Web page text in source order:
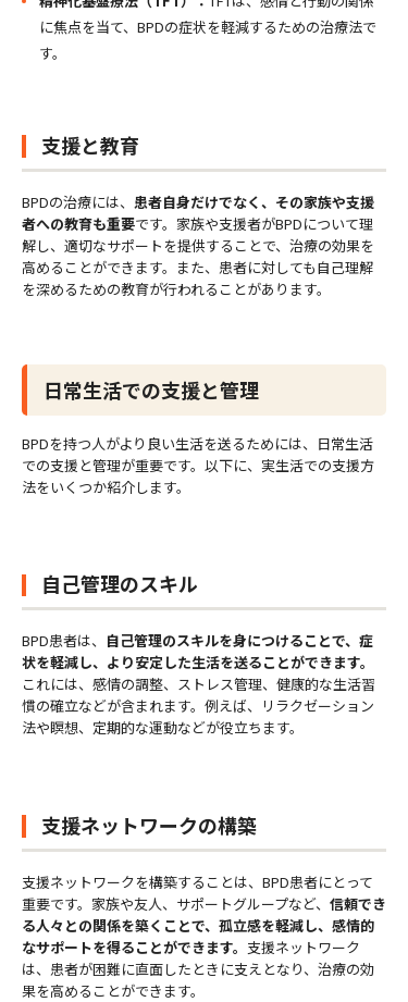
に焦点を当て、BPDの症状を軽減するための治療法で
す。
支援と教育
BPDの治療には、 患者自身だけでなく、その家族や支援
者への教育も重要です。家族や支援者がBPDについて理
解し、適切なサポートを提供することで、治療の効果を
高めることができます。また、患者に対しても自己理解
を深めるための教育が行われることがあります。
日常生活での支援と管理
BPDを持つ人がより良い生活を送るためには、日常生活
での支援と管理が重要です。以下に、実生活での支援方
法をいくつか紹介します。
自己管理のスキル
BPD患者は、 自己管理のスキルを身につけることで、症
状を軽減し、より安定した生活を送ることができます。
これには、感情の調整、ストレス管理、健康的な生活習
慣の確立などが含まれます。例えば、リラクゼーション
法や瞑想、定期的な運動などが役立ちます。
支援ネットワークの構築
支援ネットワークを構築することは、BPD患者にとって
重要です。家族や友人、サポートグループなど、 信頼でき
る人々との関係を築くことで、孤立感を軽減し、感情的
なサポートを得ることができます。 支援ネットワーク
は、患者が困難に直面したときに支えとなり、治療の効
果を高めることができます。